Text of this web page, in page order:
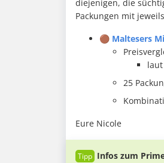
diejenigen, die
Packungen mit
🟤 Maltesers
25
Eure Nicole
Infos zum